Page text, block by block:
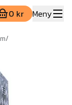
0 kr Meny
/